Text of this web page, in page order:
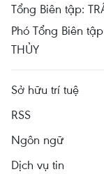
Tổng Biên tập:
Phó Tổng Biên
THỦY
Sở hữu trí tuệ
RSS
Ngôn ngữ
Dịch vụ tin